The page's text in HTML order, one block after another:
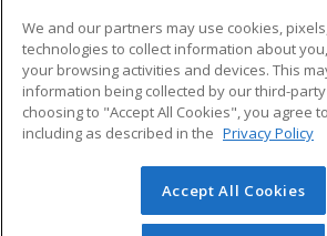
Career Training
ADDITIONAL
Military
Help
Student
© 2026 ed2go, a division of Cengage
reserved. The material on this site
We and our partners may use cookies,
technologies to collect information about
your browsing activities and devices. This
information being collected by our third-
choosing to "Accept All Cookies", you agree
including as described in the Privacy Policy
Accept All Cookies